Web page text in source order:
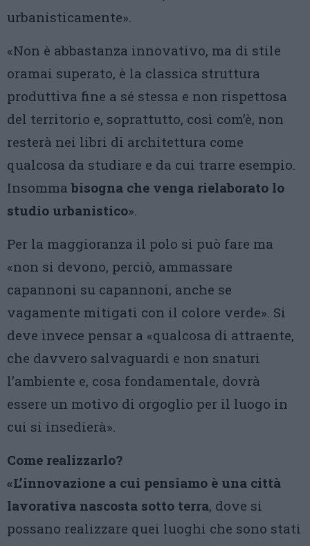
urbanisticamente».
«Non è abbastanza innovativo, ma di stile
oramai superato, è la classica struttura
produttiva fine a sé stessa e non rispettosa
del territorio e, soprattutto, così com’è, non
resterà nei libri di architettura come
qualcosa da studiare e da cui trarre esempio.
Insommabisogna che venga rielaborato lo
studio urbanistico».
Per la maggioranza il polo si può fare ma
«non si devono, perciò, ammassare
capannoni su capannoni, anche se
vagamente mitigati con il colore verde». Si
deve invece pensar a «qualcosa di attraente,
che davvero salvaguardi e non snaturi
l’ambiente e, cosa fondamentale, dovrà
essere un motivo di orgoglio per il luogo in
cui si insedierà».
Come realizzarlo?
«L’innovazione a cui pensiamo è una città
lavorativa nascosta sotto terra, dove si
possano realizzare quei luoghi che sono stati